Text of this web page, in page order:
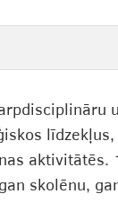
aktivitātēs.
skolēnu,